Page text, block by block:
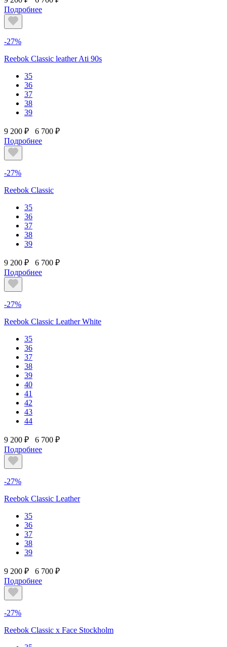
Подробнее
-27%
Reebok Classic leather Ati 90s
35
36
37
38
39
9 200 ₽
6 700 ₽
Подробнее
-27%
Reebok Classic
35
36
37
38
39
9 200 ₽
6 700 ₽
Подробнее
-27%
Reebok Classic Leather White
35
36
37
38
39
40
41
42
43
44
9 200 ₽
6 700 ₽
Подробнее
-27%
Reebok Classic Leather
35
36
37
38
39
9 200 ₽
6 700 ₽
Подробнее
-27%
Reebok Classic x Face Stockholm